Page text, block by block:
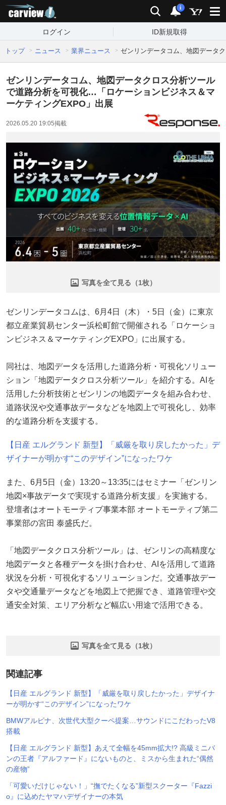
検索 通知
i
ログイン ID新規取得
トップ ニュース 業界ニュース ゼンリンデータコム、地図データ
ゼンリンデータコム、地図データクロス分析ツール
で道路分析を可視化…「ロケーションビジネス＆マ
ーケティングEXPO」出展
2026.05.20 19:05掲載
写真を全て見る（1枚）
ゼンリンデータコムは、6月4日（木）・5日（金）に東京
都立産業貿易センター浜松町館で開催される「ロケーショ
ンビジネス＆マーケティングEXPO」に出展する。
同社は、地図データを活用した道路分析・可視化ソリュー
ション「地図データクロス分析ツール」を紹介する。AIを
活用した分析技術とゼンリンの地図データを組み合わせ、
道路状況や交通事故データなどを地図上で可視化し、効率
的な道路分析を支援する。
【日産 エルグランド 新型】「威厳を取り戻したかった」デ
ザイナーが明かす“このデザイン”になったワケ
また、6月5日（金）13:20～13:35にはセミナー「ゼンリン
地図×事故データで実現する道路分析支援」を実施する。
登壇者はオートモーティブ事業本部 オートモーティブ第二
事業部の宮田 泰盛氏だ。
「地図データクロス分析ツール」は、ゼンリンの高精度な
地図データと各種データを掛け合わせ、AIを活用して道路
状況を分析・可視化するソリューションだ。交通事故デー
タや交通量データなどを地図上で把握でき、道路管理や交
通安全対策、エリア分析など幅広い用途で活用できる。
写真を全て見る（1枚）
関連記事
【日産 エルグランド 新型】「威厳を取り戻したかった」デザイナ
ーが明かす“このデザイン”になったワケ
BMWアルピナ、次世代大型クーペ提案…サウンドにこだわったV8
搭載
【日産 エルグランド 新型】あえて全幅を45mm拡大!? 高級ミニバ
ンの王者『アルファード』にないものと、ミスから生まれた“偶然
の産物”
「可愛いだけじゃない！」“撫でたくなる”新型スクーター『Fazzi
o』に込めたヤマハデザイナーの本気